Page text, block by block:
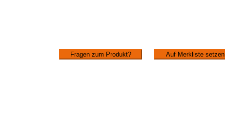
Fragen zum Produkt? Auf Merkliste setzen